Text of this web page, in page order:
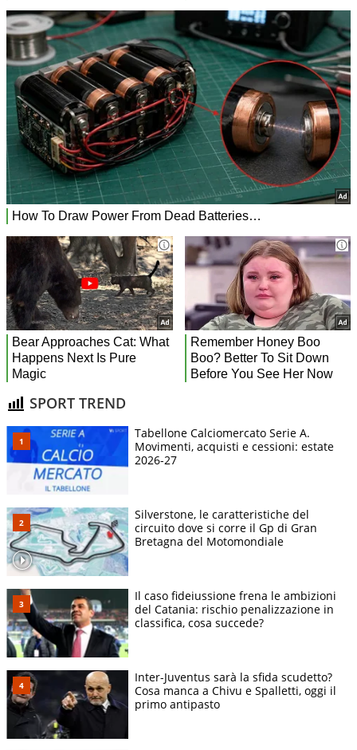
SPORT TREND
Tabellone Calciomercato Serie A.
Movimenti, acquisti e cessioni: estate
2026-27
Silverstone, le caratteristiche del
circuito dove si corre il Gp di Gran
Bretagna del Motomondiale
Il caso fideiussione frena le ambizioni
del Catania: rischio penalizzazione in
classifica, cosa succede?
Inter-Juventus sarà la sfida scudetto?
Cosa manca a Chivu e Spalletti, oggi il
primo antipasto